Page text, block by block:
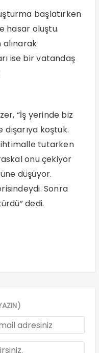
başlatırken
hasar oluştu.
ise bir vatandaş
“İş yerinde biz
koştuk.
ihtimalle tutarken
onu çekiyor
düşüyor.
Sonra
dedi.